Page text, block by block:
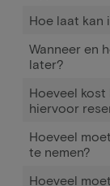
Hoe laat kan
Wanneer en
later?
Hoeveel
hiervoor
Hoeveel
te nemen?
Hoeveel